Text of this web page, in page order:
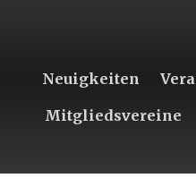
Neuigkeiten
Mitgliedsvereine